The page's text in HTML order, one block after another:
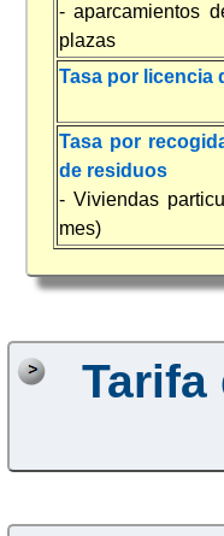
- aparcamientos
plazas
Tasa por licencia
Tasa por
de residuos
- Viviendas
mes)
Tarifa